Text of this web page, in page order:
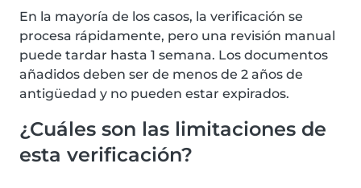
En la mayoría de los casos, la verificación se
procesa rápidamente, pero una revisión manual
puede tardar hasta 1 semana. Los documentos
añadidos deben ser de menos de 2 años de
antigüedad y no pueden estar expirados.
¿Cuáles son las limitaciones de
esta verificación?